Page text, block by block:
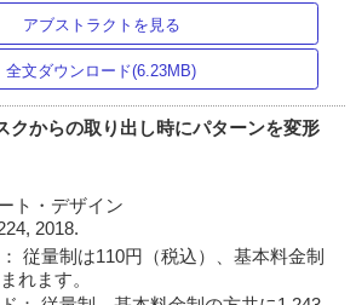
アブストラクトを見る
全文ダウンロード(6.23MB)
クからの取り出し時にパターンを変形
ト・デザイン
2018.
従量制は110円（税込）、基本料金制
れます。